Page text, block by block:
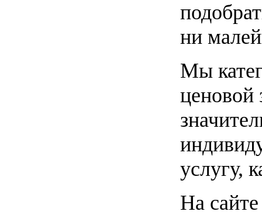
ни
Мы
ценовой
услугу,
На